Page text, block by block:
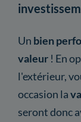
Un bien
valeur ! En
l'extérieur,
occasion la
seront donc